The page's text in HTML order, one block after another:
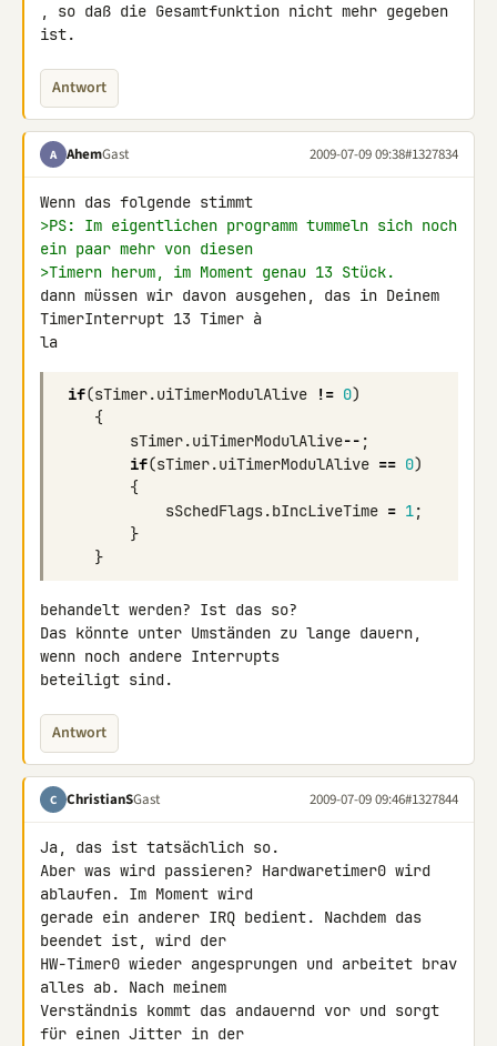
, so daß die Gesamtfunktion nicht mehr gegeben
ist.
Antwort
A AhemGast 2009-07-09 09:38#1327834
>PS: Im eigentlichen programm tummeln sich noch
ein paar mehr von diesen
>Timern herum, im Moment genau 13 Stück.
dann müssen wir davon ausgehen, das in Deinem
TimerInterrupt 13 Timer à
la
if(sTimer.uiTimerModulAlive != 0)
{
sTimer.uiTimerModulAlive-- ;
if(sTimer.uiTimerModulAlive == 0)
{
sSchedFlags.bIncLiveTime = 1;
}
}
behandelt werden? Ist das so?
Das könnte unter Umständen zu lange dauern,
wenn noch andere Interrupts
beteiligt sind.
Antwort
C ChristianSGast 2009-07-09 09:46#1327844
Ja, das ist tatsächlich so.
Aber was wird passieren? Hardwaretimer0 wird
ablaufen. Im Moment wird
gerade ein anderer IRQ bedient. Nachdem das
beendet ist, wird der
HW-Timer0 wieder angesprungen und arbeitet brav
alles ab. Nach meinem
Verständnis kommt das andauernd vor und sorgt
für einen Jitter in der